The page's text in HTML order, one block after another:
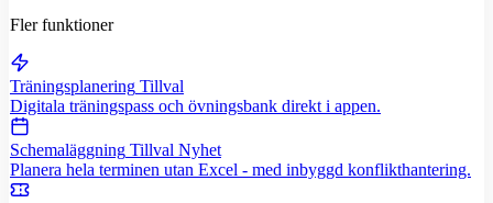
Fler funktioner
Träningsplanering Tillval
Digitala träningspass och övningsbank direkt i appen.
Schemaläggning Tillval Nyhet
Planera hela terminen utan Excel - med inbyggd konflikthantering.